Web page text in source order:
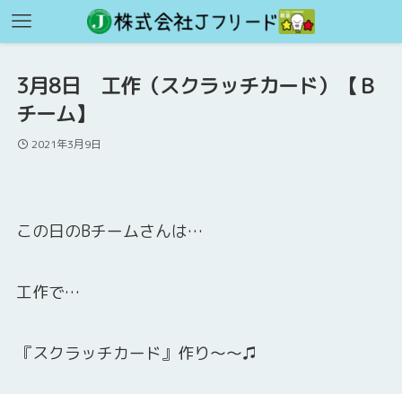
3月8日 工作（スクラッチカード）【Ｂ
チーム】
2021年3月9日
この日のBチームさんは…
工作で…
『スクラッチカード』作り～～♫